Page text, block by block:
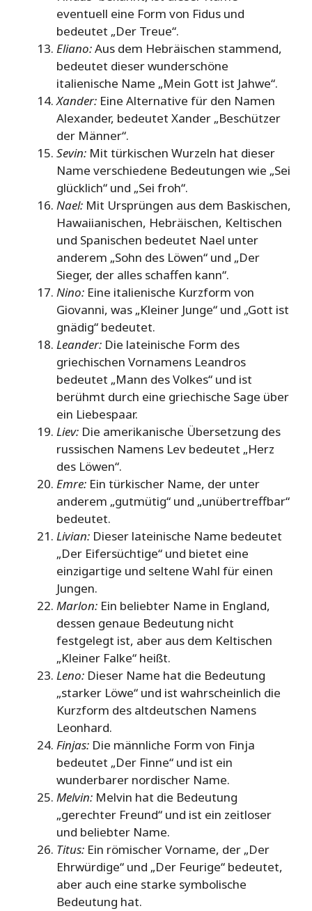
eventuell eine Form von Fidus und
bedeutet „Der Treue“.
Eliano:Aus dem Hebräischen stammend,
bedeutet dieser wunderschöne
italienische Name „Mein Gott ist Jahwe“.
Xander: Eine Alternative für den Namen
Alexander, bedeutet Xander „Beschützer
der Männer“.
Sevin: Mit türkischen Wurzeln hat dieser
Name verschiedene Bedeutungen wie „Sei
glücklich“ und „Sei froh“.
Nael: Mit Ursprüngen aus dem Baskischen,
Hawaiianischen, Hebräischen, Keltischen
und Spanischen bedeutet Nael unter
anderem „Sohn des Löwen“ und „Der
Sieger, der alles schaffen kann“.
Nino: Eine italienische Kurzform von
Giovanni, was „Kleiner Junge“ und „Gott ist
gnädig“ bedeutet.
Leander: Die lateinische Form des
griechischen Vornamens Leandros
bedeutet „Mann des Volkes“ und ist
berühmt durch eine griechische Sage über
ein Liebespaar.
Liev: Die amerikanische Übersetzung des
russischen Namens Lev bedeutet „Herz
des Löwen“.
Emre: Ein türkischer Name, der unter
anderem „gutmütig“ und „unübertreffbar“
bedeutet.
Livian: Dieser lateinische Name bedeutet
„Der Eifersüchtige“ und bietet eine
einzigartige und seltene Wahl für einen
Jungen.
Marlon: Ein beliebter Name in England,
dessen genaue Bedeutung nicht
festgelegt ist, aber aus dem Keltischen
„Kleiner Falke“ heißt.
Leno: Dieser Name hat die Bedeutung
„starker Löwe“ und ist wahrscheinlich die
Kurzform des altdeutschen Namens
Leonhard.
Finjas: Die männliche Form von Finja
bedeutet „Der Finne“ und ist ein
wunderbarer nordischer Name.
Melvin: Melvin hat die Bedeutung
„gerechter Freund“ und ist ein zeitloser
und beliebter Name.
Titus: Ein römischer Vorname, der „Der
Ehrwürdige“ und „Der Feurige“ bedeutet,
aber auch eine starke symbolische
Bedeutung hat.